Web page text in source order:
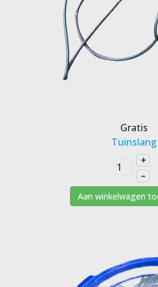
Gratis
Tuinslang
+
–
Aan winkelwagen